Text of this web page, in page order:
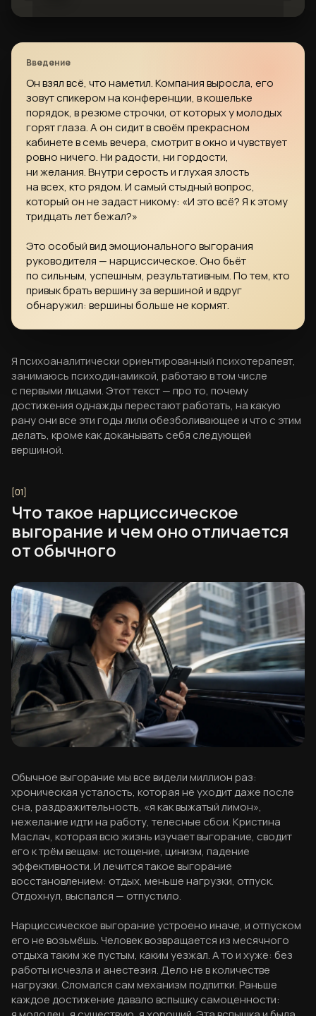
Он взял всё, что наметил. Компания выросла, его
зовут спикером на конференции, в кошельке
порядок, в резюме строчки, от которых у молодых
горят глаза. А он сидит в своём прекрасном
кабинете в семь вечера, смотрит в окно и чувствует
ровно ничего. Ни радости, ни гордости,
ни желания. Внутри серость и глухая злость
на всех, кто рядом. И самый стыдный вопрос,
который он не задаст никому: «И это всё? Я к этому
тридцать лет бежал?»
Это особый вид эмоционального выгорания
руководителя — нарциссическое. Оно бьёт
по сильным, успешным, результативным. По тем, кто
привык брать вершину за вершиной и вдруг
обнаружил: вершины больше не кормят.
Я психоаналитически ориентированный психотерапевт,
занимаюсь психодинамикой, работаю в том числе
с первыми лицами. Этот текст — про то, почему
достижения однажды перестают работать, на какую
рану они все эти годы лили обезболивающее и что с этим
делать, кроме как доканывать себя следующей
вершиной.
Что такое нарциссическое
выгорание и чем оно отличается
от обычного
Обычное выгорание мы все видели миллион раз:
хроническая усталость, которая не уходит даже после
сна, раздражительность, «я как выжатый лимон»,
нежелание идти на работу, телесные сбои. Кристина
Маслач, которая всю жизнь изучает выгорание, сводит
его к трём вещам: истощение, цинизм, падение
эффективности. И лечится такое выгорание
восстановлением: отдых, меньше нагрузки, отпуск.
Отдохнул, выспался — отпустило.
Нарциссическое выгорание устроено иначе, и отпуском
его не возьмёшь. Человек возвращается из месячного
отдыха таким же пустым, каким уезжал. А то и хуже: без
работы исчезла и анестезия. Дело не в количестве
нагрузки. Сломался сам механизм подпитки. Раньше
каждое достижение давало вспышку самоценности: